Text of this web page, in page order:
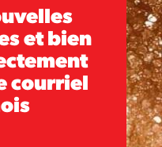
et bien
courriel